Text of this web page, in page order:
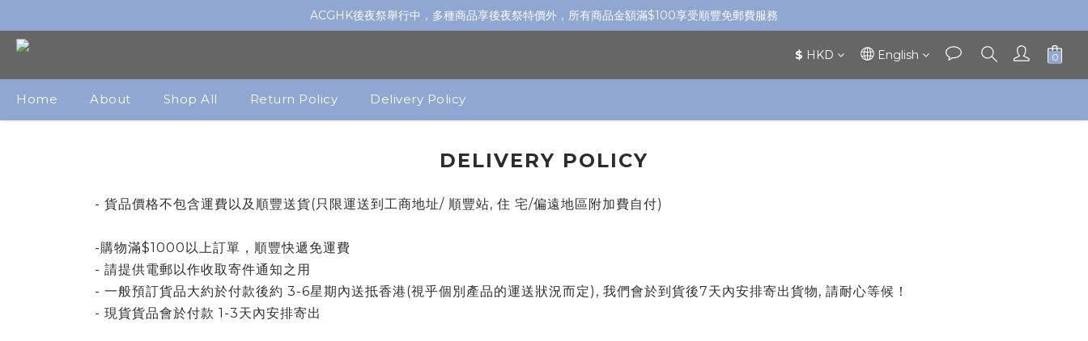
ACGHK後夜祭舉行中，多種商品享後夜祭特價外，所有商品金額滿$100享受順豐免郵費服務
$ HKD English
Home About Shop All Return Policy Delivery Policy
DELIVERY POLICY
- 貨品價格不包含運費以及順豐送貨(只限運送到工商地址/ 順豐站, 住 宅/偏遠地區附加費自付)
-購物滿$1000以上訂單，順豐快遞免運費
- 請提供電郵以作收取寄件通知之用
- 一般預訂貨品大約於付款後約 3-6星期內送抵香港(視乎個別產品的運送狀況而定), 我們會於到貨後7天內安排寄出貨物, 請耐心等候！
- 現貨貨品會於付款 1-3天內安排寄出